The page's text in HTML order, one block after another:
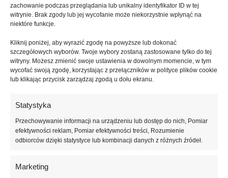
zachowanie podczas przeglądania lub unikalny identyfikator ID w tej
witrynie. Brak zgody lub jej wycofanie może niekorzystnie wpłynąć na
niektóre funkcje.
Kliknij poniżej, aby wyrazić zgodę na powyższe lub dokonać
szczegółowych wyborów. Twoje wybory zostaną zastosowane tylko do tej
witryny. Możesz zmienić swoje ustawienia w dowolnym momencie, w tym
wycofać swoją zgodę, korzystając z przełączników w polityce plików cookie
lub klikając przycisk zarządzaj zgodą u dołu ekranu.
Statystyka
Przechowywanie informacji na urządzeniu lub dostęp do nich, Pomiar
efektywności reklam, Pomiar efektywności treści, Rozumienie
odbiorców dzięki statystyce lub kombinacji danych z różnych źródeł.
Marketing
rozpoczęciem pracy najlepiej do temperatury około +20°C (nie
wyższej niż +30°C). W przypadku niskiej wilgotności powietrza
podłoże należy zwilżyć. Zwilżone podłoże zapewnia szybsze
Klej do styropianu Yetico Termo White –
sposób użycia
pokrywkę z adaptera, nakręcić puszkę na pistolet, trzymając
uchwyt pistoletu jedną ręką, obracając puszkę drugą ręką.
Podczas przykręcania do pistoletu należy upewnić się, że nie jest
skierowany w stronę innych osób. Następnie energicznie
jednej linii wzdłuż obwodu płyty (3 – 4 cm od krawędzi). Następnie